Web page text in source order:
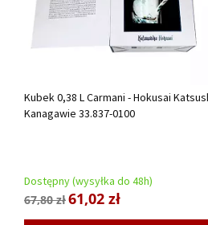
Kubek 0,38 L Carmani - Hokusai
Kanagawie 33.837-0100
Dostępny (wysyłka do 48h)
67,80 zł61,02 zł